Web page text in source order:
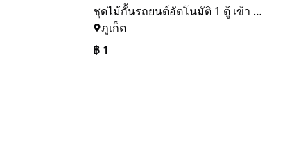
ชุดไม้กั้นรถยนต์อัตโนมัติ 1 ตู้ เข้า - ออก
ภูเก็ต
฿ 1